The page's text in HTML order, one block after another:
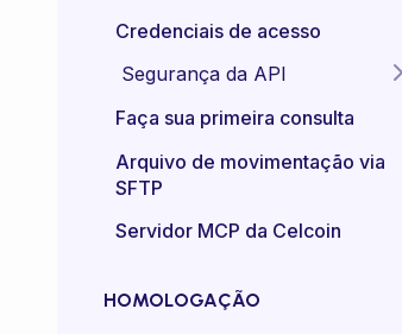
Credenciais de acesso
Segurança da API
Idempotência das APIs
Certificado mTLS
control)
Faça sua primeira consulta
Arquivo de movimentação via
SFTP
Servidor MCP da Celcoin
HOMOLOGAÇÃO